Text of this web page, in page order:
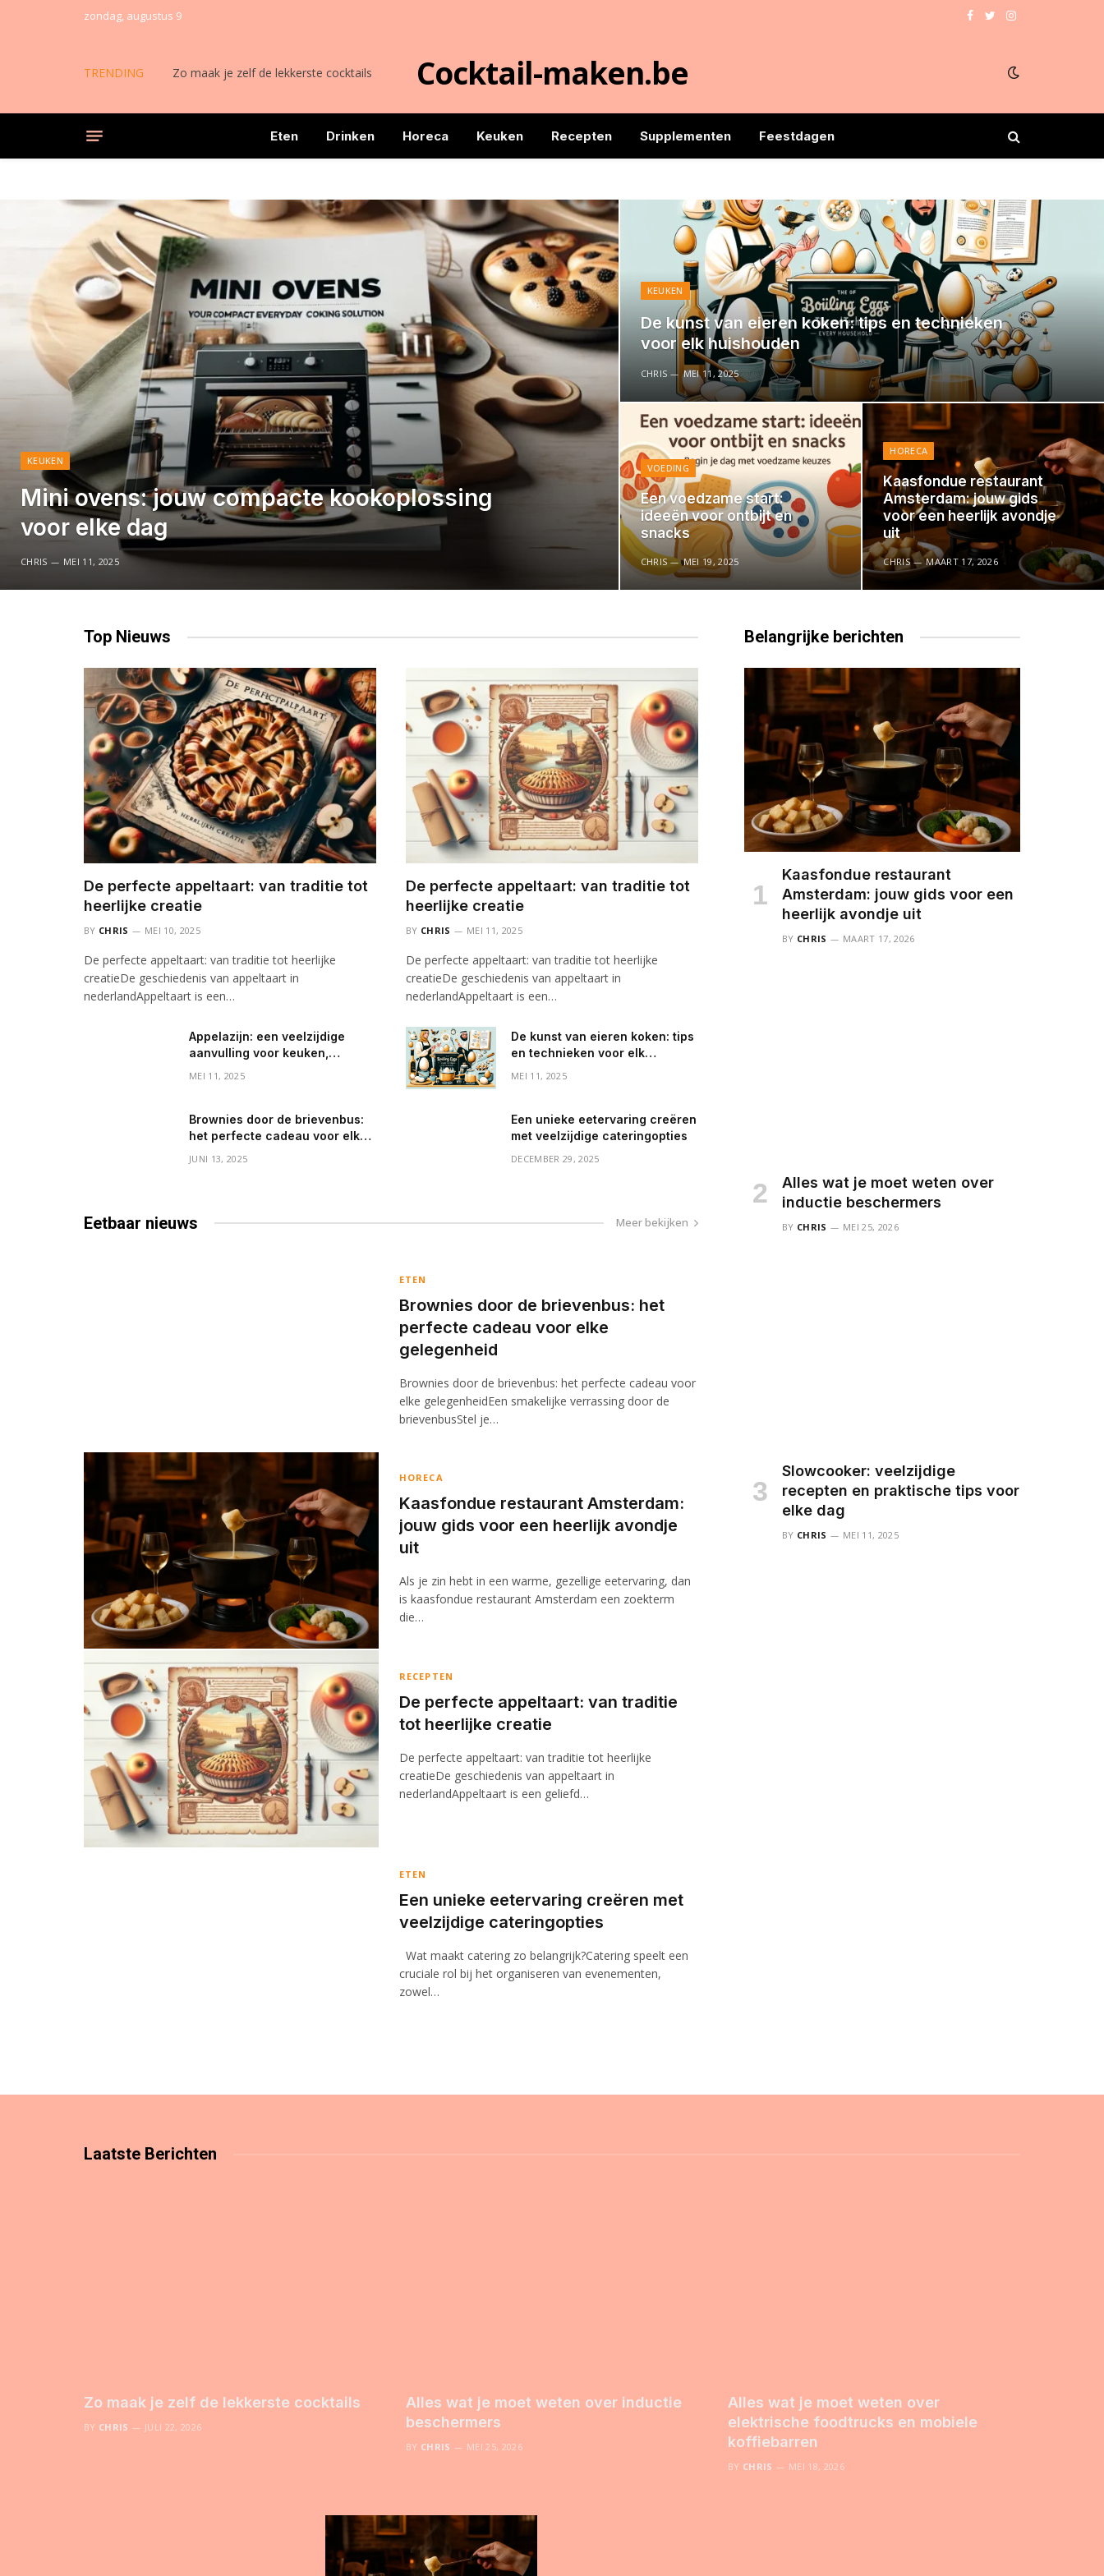
zondag, augustus 9 Facebook
TwitterInstagram
TRENDING Alles wat je moet weten over inductie beschermers Cocktail-maken.be
Eten Drinken Horeca Keuken Recepten Supplementen Feestdagen
KEUKEN
Mini ovens: jouw compacte kookoplossing
voor elke dag
CHRIS MEI 11, 2025
KEUKEN
De kunst van eieren koken: tips en technieken
voor elk huishouden
CHRIS MEI 11, 2025
VOEDING
Een voedzame start:
ideeën voor ontbijt en
snacks
CHRIS MEI 19, 2025
HORECA
Kaasfondue restaurant
Amsterdam: jouw gids
voor een heerlijk avondje
uit
CHRIS MAART 17, 2026
Top Nieuws
De perfecte appeltaart: van traditie tot
heerlijke creatie
BY CHRIS MEI 10, 2025
De perfecte appeltaart: van traditie tot heerlijke
creatieDe geschiedenis van appeltaart in
nederlandAppeltaart is een…
De perfecte appeltaart: van traditie tot
heerlijke creatie
BY CHRIS MEI 11, 2025
De perfecte appeltaart: van traditie tot heerlijke
creatieDe geschiedenis van appeltaart in
nederlandAppeltaart is een…
Appelazijn: een veelzijdige
aanvulling voor keuken,
MEI 11, 2025
De kunst van eieren koken: tips
en technieken voor elk
MEI 11, 2025
Brownies door de brievenbus:
het perfecte cadeau voor elke
JUNI 13, 2025
Een unieke eetervaring creëren
met veelzijdige cateringopties
DECEMBER 29, 2025
Eetbaar nieuws Meer bekijken
ETEN
Brownies door de brievenbus: het
perfecte cadeau voor elke
gelegenheid
Brownies door de brievenbus: het perfecte cadeau voor
elke gelegenheidEen smakelijke verrassing door de
brievenbusStel je…
HORECA
Kaasfondue restaurant Amsterdam:
jouw gids voor een heerlijk avondje
uit
Als je zin hebt in een warme, gezellige eetervaring, dan
is kaasfondue restaurant Amsterdam een zoekterm
die…
RECEPTEN
De perfecte appeltaart: van traditie
tot heerlijke creatie
De perfecte appeltaart: van traditie tot heerlijke
creatieDe geschiedenis van appeltaart in
nederlandAppeltaart is een geliefd…
ETEN
Een unieke eetervaring creëren met
veelzijdige cateringopties
Wat maakt catering zo belangrijk?Catering speelt een
cruciale rol bij het organiseren van evenementen,
zowel…
Belangrijke berichten
Kaasfondue restaurant
Amsterdam: jouw gids voor een
heerlijk avondje uit
BY CHRIS MAART 17, 2026
Alles wat je moet weten over
inductie beschermers
BY CHRIS MEI 25, 2026
Slowcooker: veelzijdige
recepten en praktische tips voor
elke dag
BY CHRIS MEI 11, 2025
Laatste Berichten
Zo maak je zelf de lekkerste cocktails
BY CHRIS JULI 22, 2026
Alles wat je moet weten over inductie
beschermers
BY CHRIS MEI 25, 2026
Alles wat je moet weten over
elektrische foodtrucks en mobiele
koffiebarren
BY CHRIS MEI 18, 2026